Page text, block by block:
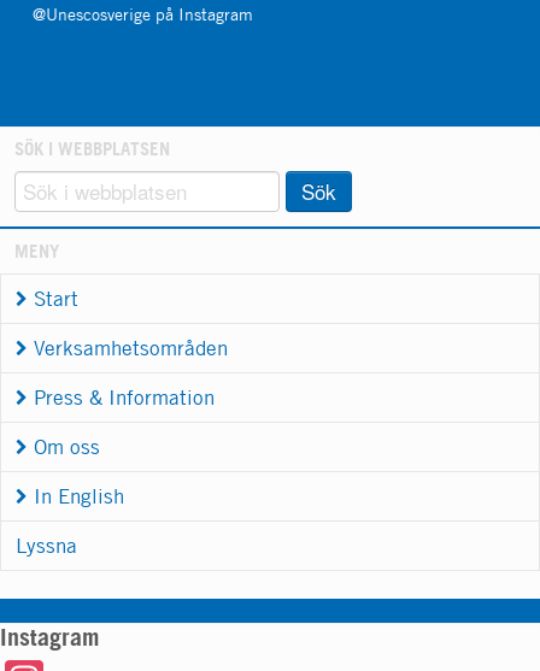
@Unescosverige på Instagram
SÖK I WEBBPLATSEN
Sök
MENY
Start
Verksamhetsområden
Press & Information
Om oss
In English
Lyssna
Instagram